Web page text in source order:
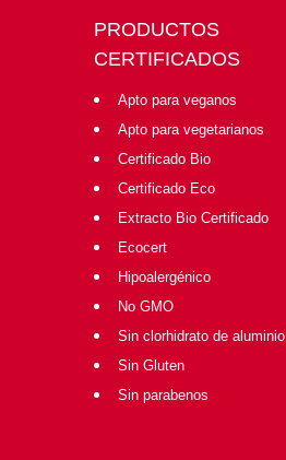
PRODUCTOS
CERTIFICADOS
Apto para veganos
Apto para vegetarianos
Certificado Bio
Certificado Eco
Extracto Bio Certificado
Ecocert
Hipoalergénico
No GMO
Sin clorhidrato de aluminio
Sin Gluten
Sin parabenos